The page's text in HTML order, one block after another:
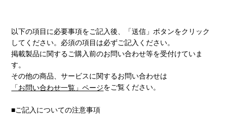
以下の項目に必要事項をご記入後、「送信」ボタンをクリック
してください。必須の項目は必ずご記入ください。
掲載製品に関するご購入前のお問い合わせ等を受付けていま
す。
その他の商品、サービスに関するお問い合わせは
「お問い合わせ一覧」ページをご覧ください。
■ご記入についての注意事項